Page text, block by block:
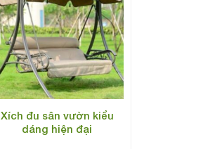
Xích đu sân vườn kiểu
dáng hiện đại